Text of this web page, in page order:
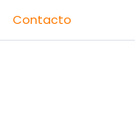
Contacto